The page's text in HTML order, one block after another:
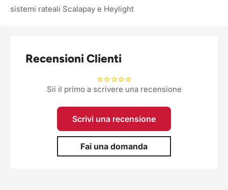
sistemi rateali Scalapay e Heylight
Recensioni Clienti
Sii il primo a scrivere una recensione
Scrivi una recensione
Fai una domanda